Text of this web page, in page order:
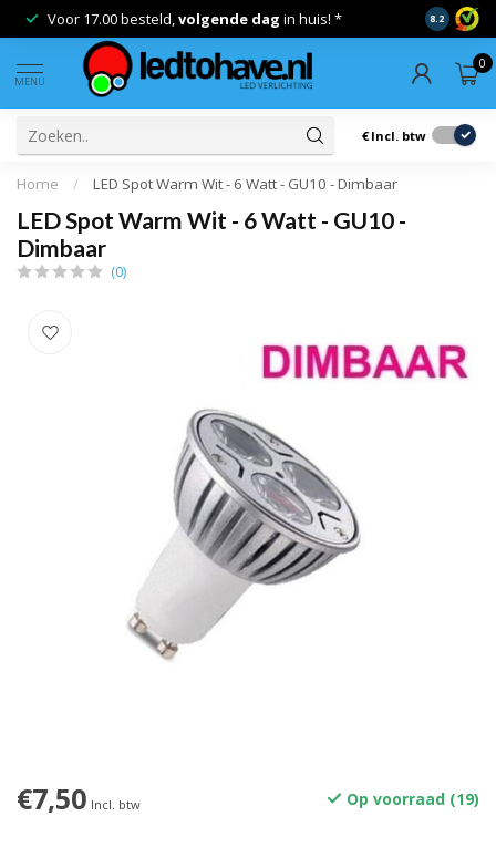
Voor 17.00 besteld,volgende dag in huis! * Gratis
8.2
MENU
0
€ Incl. btw
Home / LED Spot Warm Wit - 6 Watt - GU10 - Dimbaar
LED Spot Warm Wit - 6 Watt - GU10 -
Dimbaar
(0)
€7,50 Incl. btw Op voorraad (19)